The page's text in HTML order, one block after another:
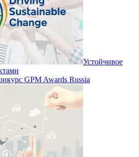
Устойчивое
GPM Awards Russia